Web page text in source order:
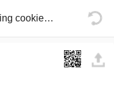
アイシングクッキー(icing cookie)ANTOLPO×DELFONICS お菓子みたいに可愛い文具!?